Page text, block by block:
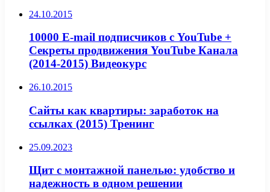
24.10.2015
10000 E-mail подписчиков с YouTube +
Секреты продвижения YouTube Канала
(2014-2015) Видеокурс
26.10.2015
Сайты как квартиры: заработок на
ссылках (2015) Тренинг
25.09.2023
Щит с монтажной панелью: удобство и
надежность в одном решении